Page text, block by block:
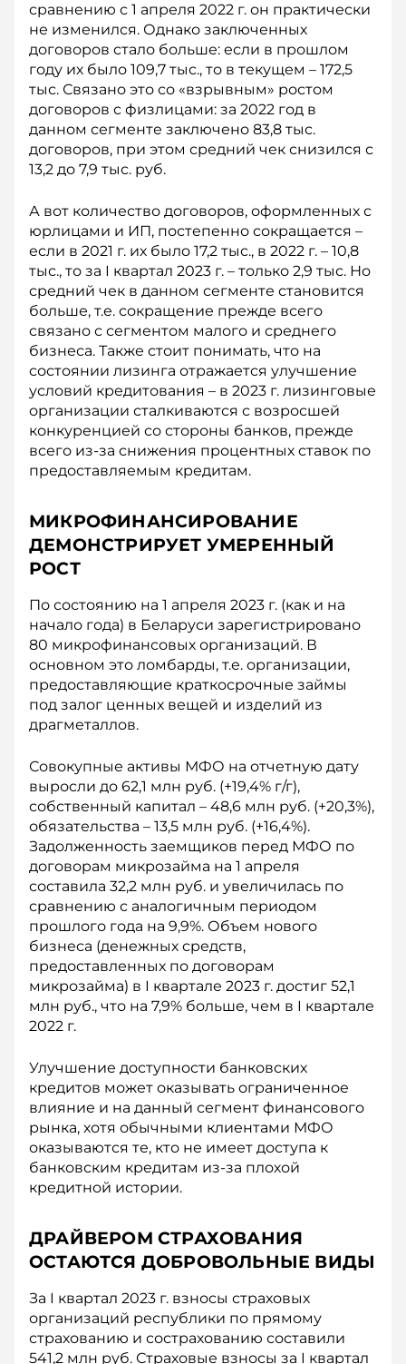
сравнению с 1 апреля 2022 г. он практически
не изменился. Однако заключенных
договоров стало больше: если в прошлом
году их было 109,7 тыс., то в текущем – 172,5
тыс. Связано это со «взрывным» ростом
договоров с физлицами: за 2022 год в
данном сегменте заключено 83,8 тыс.
договоров, при этом средний чек снизился с
13,2 до 7,9 тыс. руб.
А вот количество договоров, оформленных с
юрлицами и ИП, постепенно сокращается –
если в 2021 г. их было 17,2 тыс., в 2022 г. – 10,8
тыс., то за I квартал 2023 г. – только 2,9 тыс. Но
средний чек в данном сегменте становится
больше, т.е. сокращение прежде всего
связано с сегментом малого и среднего
бизнеса. Также стоит понимать, что на
состоянии лизинга отражается улучшение
условий кредитования – в 2023 г. лизинговые
организации сталкиваются с возросшей
конкуренцией со стороны банков, прежде
всего из-за снижения процентных ставок по
предоставляемым кредитам.
МИКРОФИНАНСИРОВАНИЕ
ДЕМОНСТРИРУЕТ УМЕРЕННЫЙ
РОСТ
По состоянию на 1 апреля 2023 г. (как и на
начало года) в Беларуси зарегистрировано
80 микрофинансовых организаций. В
основном это ломбарды, т.е. организации,
предоставляющие краткосрочные займы
под залог ценных вещей и изделий из
драгметаллов.
Совокупные активы МФО на отчетную дату
выросли до 62,1 млн руб. (+19,4% г/г),
собственный капитал – 48,6 млн руб. (+20,3%),
обязательства – 13,5 млн руб. (+16,4%).
Задолженность заемщиков перед МФО по
договорам микрозайма на 1 апреля
составила 32,2 млн руб. и увеличилась по
сравнению с аналогичным периодом
прошлого года на 9,9%. Объем нового
бизнеса (денежных средств,
предоставленных по договорам
микрозайма) в I квартале 2023 г. достиг 52,1
млн руб., что на 7,9% больше, чем в I квартале
2022 г.
Улучшение доступности банковских
кредитов может оказывать ограниченное
влияние и на данный сегмент финансового
рынка, хотя обычными клиентами МФО
оказываются те, кто не имеет доступа к
банковским кредитам из-за плохой
кредитной истории.
ДРАЙВЕРОМ СТРАХОВАНИЯ
ОСТАЮТСЯ ДОБРОВОЛЬНЫЕ ВИДЫ
За I квартал 2023 г. взносы страховых
организаций республики по прямому
страхованию и сострахованию составили
541,2 млн руб. Страховые взносы за I квартал